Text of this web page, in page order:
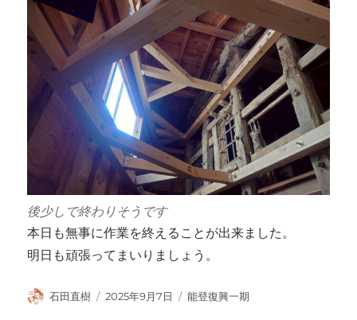
後少しで終わりそうです
本日も無事に作業を終えることが出来ました。
明日も頑張ってまいりましょう。
投
石田直樹
投
2025年9月7日
カ
能登復興一期